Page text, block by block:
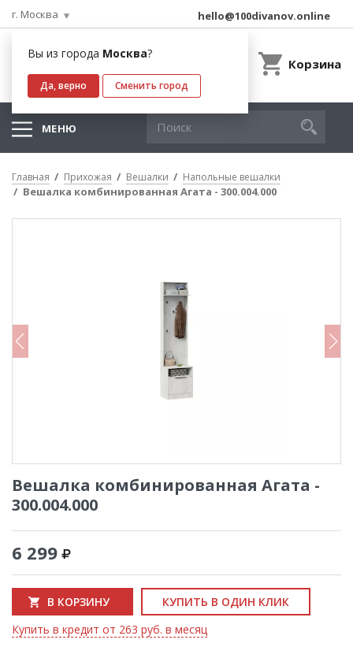
г. Москва
Вы из города Москва?
Да, верно Сменить город
hello@100divanov.online
Корзина
МЕНЮ
Главная Прихожая Вешалки Напольные вешалки
Вешалка комбинированная Агата - 300.004.000
Вешалка комбинированная Агата -
300.004.000
6 299
В КОРЗИНУ
КУПИТЬ В ОДИН КЛИК
Купить в кредит от 263 руб. в месяц